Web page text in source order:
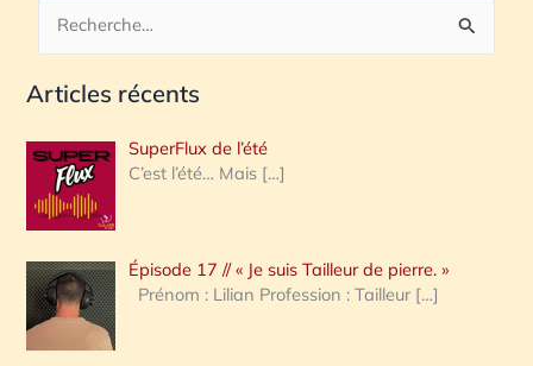
c
e
r
c
h
e
Articles récents
SuperFlux de l’été
C’est l’été… Mais […]
Épisode 17 // « Je suis Tailleur de pierre. »
Prénom : Lilian Profession : Tailleur […]